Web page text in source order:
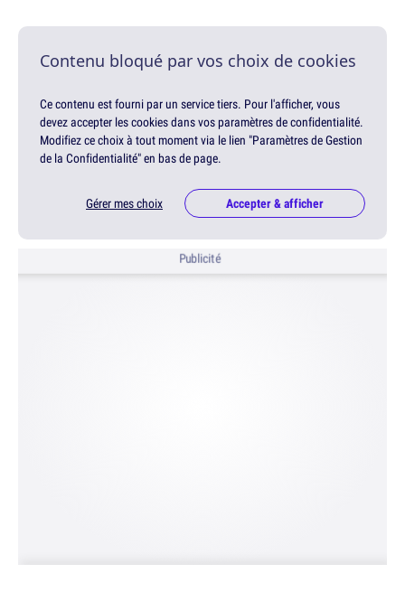
Contenu bloqué par vos choix de cookies
Ce contenu est fourni par un service tiers. Pour l'afficher, vous
devez accepter les cookies dans vos paramètres de confidentialité.
Modifiez ce choix à tout moment via le lien "Paramètres de Gestion
de la Confidentialité" en bas de page.
Gérer mes choix Accepter & afficher
Publicité